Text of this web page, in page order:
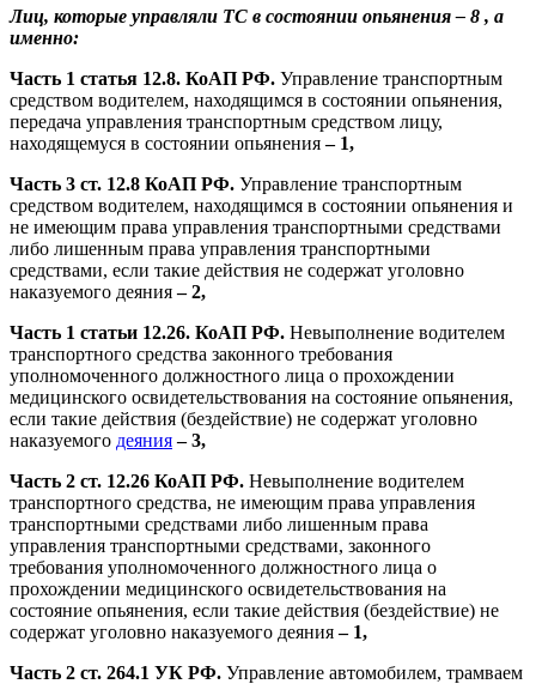
Лиц, которые управляли ТС в состоянии опьянения – 8 , а
именно:
Часть 1 статья 12.8. КоАП РФ. Управление транспортным
средством водителем, находящимся в состоянии опьянения,
передача управления транспортным средством лицу,
находящемуся в состоянии опьянения– 1,
Часть 3 ст. 12.8 КоАП РФ. Управление транспортным
средством водителем, находящимся в состоянии опьянения и
не имеющим права управления транспортными средствами
либо лишенным права управления транспортными
средствами, если такие действия не содержат уголовно
наказуемого деяния– 2,
Часть 1 статьи 12.26. КоАП РФ. Невыполнение водителем
транспортного средства законного требования
уполномоченного должностного лица о прохождении
медицинского освидетельствования на состояние опьянения,
если такие действия (бездействие) не содержат уголовно
наказуемого деяния – 3,
Часть 2 ст. 12.26 КоАП РФ. Невыполнение водителем
транспортного средства, не имеющим права управления
транспортными средствами либо лишенным права
управления транспортными средствами, законного
требования уполномоченного должностного лица о
прохождении медицинского освидетельствования на
состояние опьянения, если такие действия (бездействие) не
содержат уголовно наказуемого деяния– 1,
Часть 2 ст. 264.1 УК РФ. Управление автомобилем, трамваем